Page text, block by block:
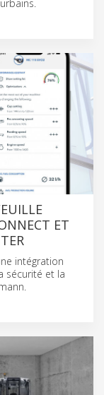
ET
intégration
sécurité et la